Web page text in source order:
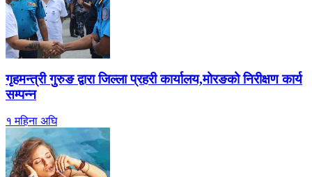
गृहमन्त्री गुरुङ द्वारा जिल्ला प्रहरी कार्यालय,मोरङको निरीक्षण कार्य
सम्पन्न
१ महिना अघि